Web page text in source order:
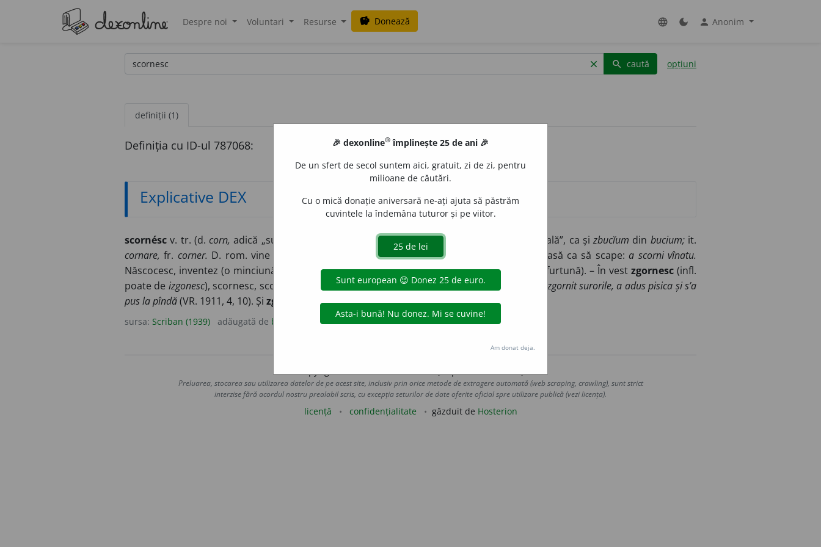
Despre noi Voluntari Resurse savings Donează language dark_mode person Anonim
clear search caută opțiuni
definiții (1)
Definiția cu ID-ul 787068:
Explicative DEX
scornésc v. tr. (d.corn, adică „sun din corn ca să speriĭ vînatu, și decĭ să-l fac să ĭasă la iveală”, ca șizbucĭum din bucium;it.
cornare, fr. corner. D. rom. vine bg. skornuvam,rut.skornĭati,id.). Stîrnesc, fac să ĭasă ca să scape:a scorni vînatu.
Născocesc, inventez (o minciună, o lege, o modă, o mașină). V. refl. A se stârni (o vorbă, o furtună). – În vestzgornesc (infl.
poate de izgonesc), scornesc, scot din culcuș, alung, strig, chem de pe unde era ascuns:
șĭ-a zgornit surorile, a adus pisica și s’a
pus la pîndă(VR. 1911, 4, 10). Și zgurnesc (Cp. cu Dac. 2, 631 și 3, 657).
sursa: Scriban (1939) adăugată de blaurb. acțiuni
Copyright © 2004-2026 dexonline (https://dexonline.ro)
Preluarea, stocarea sau utilizarea datelor de pe acest site, inclusiv prin orice metode de extragere automată (web scraping, crawling), sunt strict
interzise fără acordul nostru prealabil scris, cu excepția seturilor de date oferite oficial spre utilizare publică (vezi licența).
licență confidențialitate găzduit de Hosterion
🎉 dexonline® împlinește 25 de ani 🎉
De un sfert de secol suntem aici, gratuit, zi de zi, pentru
milioane de căutări.
Cu o mică donație aniversară ne-ați ajuta să păstrăm
cuvintele la îndemâna tuturor și pe viitor.
Am donat deja.